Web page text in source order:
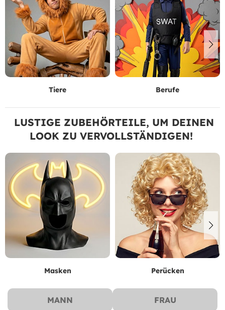
Tiere Berufe
LUSTIGE ZUBEHÖRTEILE, UM DEINEN
LOOK ZU VERVOLLSTÄNDIGEN!
Masken Perücken
MANN FRAU